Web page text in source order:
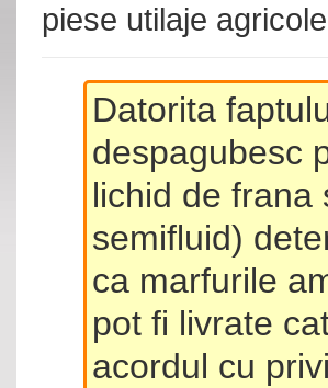
piese utilaje
Datorita
despagubesc
lichid de frana
semifluid)
ca marfurile
pot fi livrate
acordul cu